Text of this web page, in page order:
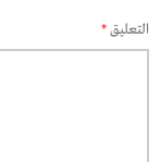
التعليق*